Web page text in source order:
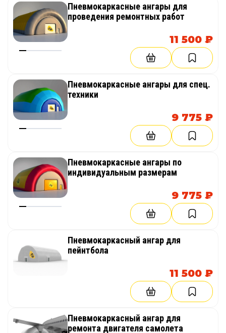
Пневмокаркасные ангары для
проведения ремонтных работ
11 500 ₽
Пневмокаркасные ангары для спец.
техники
9 775 ₽
Пневмокаркасные ангары по
индивидуальным размерам
9 775 ₽
Пневмокаркасный ангар для
пейнтбола
11 500 ₽
Пневмокаркасный ангар для
ремонта двигателя самолета